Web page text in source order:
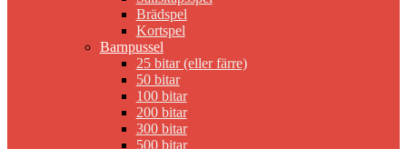
Brädspel
Kortspel
Barnpussel
25 bitar (eller färre)
50 bitar
100 bitar
200 bitar
300 bitar
500 bitar